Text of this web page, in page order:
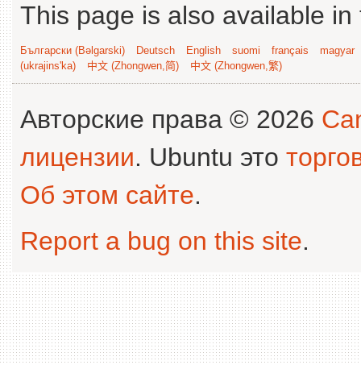
This page is also available
Български (Bəlgarski) Deutsch English suomi français
magyar
(ukrajins'ka)
中文 (Zhongwen,简) 中文 (Zhongwen,繁)
Авторские права © 2026
лицензии. Ubuntu это
Об этом сайте.
Report a bug on this site.